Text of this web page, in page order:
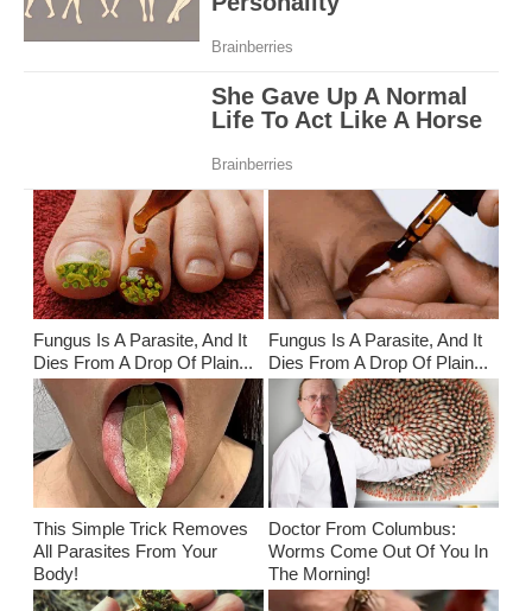
Fungus Is A Parasite, And It
Dies From A Drop Of Plain...
Fungus Is A Parasite, And It
Dies From A Drop Of Plain...
This Simple Trick Removes
All Parasites From Your
Body!
Doctor From Columbus:
Worms Come Out Of You In
The Morning!